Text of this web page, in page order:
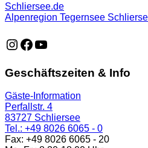
Schliersee.de
Alpenregion Tegernsee
https://
https://
https://
Geschäftszeiten & Info
Gäste-Information
Perfallstr. 4
83727 Schliersee
Tel.: +49 8026 6065 - 0
Fax: +49 8026 6065 - 20